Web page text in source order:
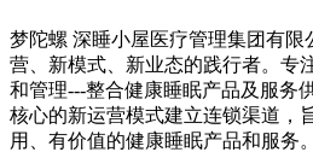
梦陀螺 深睡小屋医疗管理集团有限
营、新模式、新业态的践行者。专
和管理---整合健康睡眠产品及服务
核心的新运营模式建立连锁渠道，
用、有价值的健康睡眠产品和服务。